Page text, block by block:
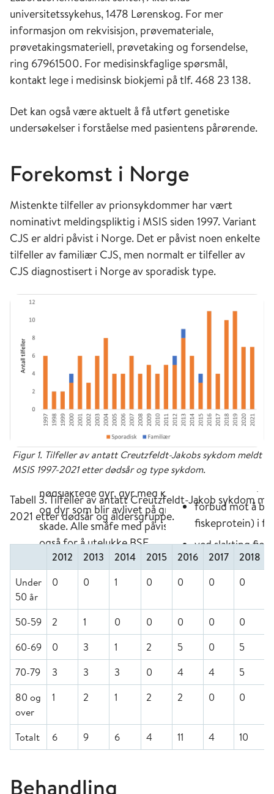
universitetssykehus, 1478 Lørenskog. For mer
informasjon om rekvisisjon, prøvemateriale,
prøvetakingsmateriell, prøvetaking og forsendelse,
ring 67961500. For medisinskfaglige spørsmål,
kontakt lege i medisinsk biokjemi på tlf. 468 23 138.
Det kan også være aktuelt å få utført genetiske
undersøkelser i forståelse med pasientens pårørende.
Forekomst i Norge
Mistenkte tilfeller av prionsykdommer har vært
nominativt meldingspliktig i MSIS siden 1997. Variant
CJS er aldri påvist i Norge. Det er påvist noen enkelte
tilfeller av familiær CJS, men normalt er tilfeller av
CJS diagnostisert i Norge av sporadisk type.
Figur 1. Tilfeller av antatt Creutzfeldt-Jakobs sykdom meldt
MSIS 1997-2021 etter dødsår og type sykdom.
Tabell 3. Tilfeller av antatt Creutzfeldt-Jakob sykdom
2021 etter dødsår og aldersgruppe.
2012 2013 2014 2015 2016 2017 2018
Under
50 år
0 0 1 0 0 0 0
50-59 2 1 0 0 0 0 0
60-69
0 3 1 2 5 0 5
70-79
3 3 3 0 4 4 5
80 og
over
1 2 1 2 2 0 0
Totalt 6 9 6 4 11 4 10
Behandling